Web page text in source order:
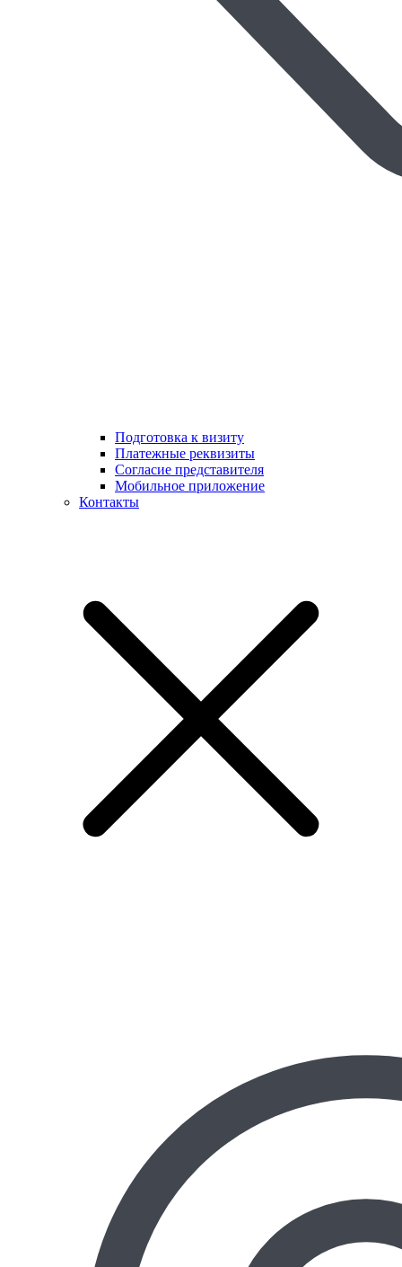
Подготовка к визиту
Платежные реквизиты
Согласие представителя
Мобильное приложение
Контакты